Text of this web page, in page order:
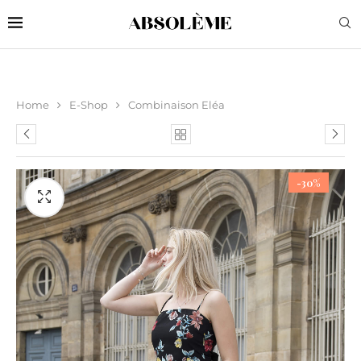
Home E-Shop Combinaison Eléa
-30%